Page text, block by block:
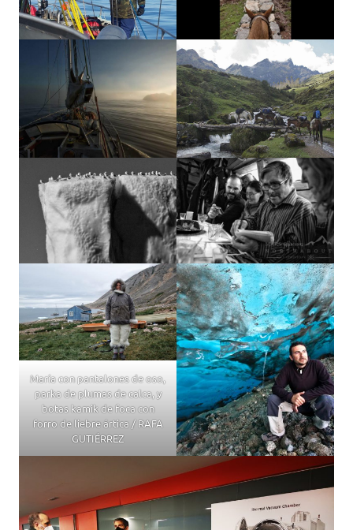
María con pantalones de oso,
parka de plumas de calca, y
botas kamik de foca con
forro de liebre ártica / RAFA
GUTIÉRREZ